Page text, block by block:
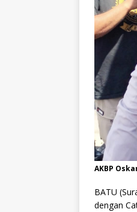
AKBP
BATU
dengan